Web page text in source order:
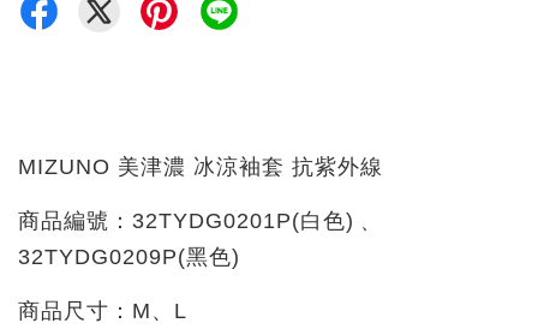
MIZUNO 美津濃 冰涼袖套 抗紫外線
商品編號：32TYDG0201P(白色)﹑
32TYDG0209P(黑色)
商品尺寸：M、L